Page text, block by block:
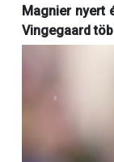
Magnier nyert
Vingegaard